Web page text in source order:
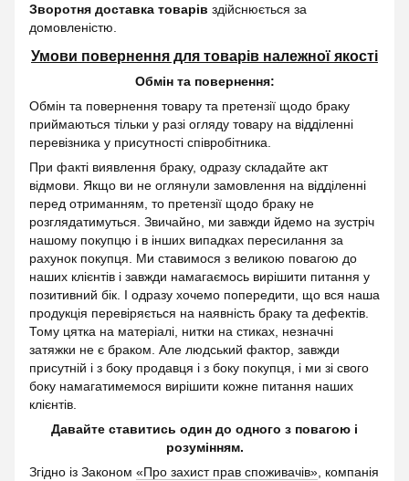
Зворотня доставка товарів здійснюється за
домовленістю.
Умови повернення для товарів належної якості
Обмін та повернення:
Обмін та повернення товару та претензії щодо браку
приймаються тільки у разі огляду товару на відділенні
перевізника у присутності співробітника.
При факті виявлення браку, одразу складайте акт
відмови. Якщо ви не оглянули замовлення на відділенні
перед отриманням, то претензії щодо браку не
розглядатимуться. Звичайно, ми завжди йдемо на зустріч
нашому покупцю і в інших випадках пересилання за
рахунок покупця. Ми ставимося з великою повагою до
наших клієнтів і завжди намагаємось вирішити питання у
позитивний бік. І одразу хочемо попередити, що вся наша
продукція перевіряється на наявність браку та дефектів.
Тому цятка на матеріалі, нитки на стиках, незначні
затяжки не є браком. Але людський фактор, завжди
присутній і з боку продавця і з боку покупця, і ми зі свого
боку намагатимемося вирішити кожне питання наших
клієнтів.
Давайте ставитись один до одного з повагою і
розумінням.
Згідно із Законом «Про захист прав споживачів» , компанія